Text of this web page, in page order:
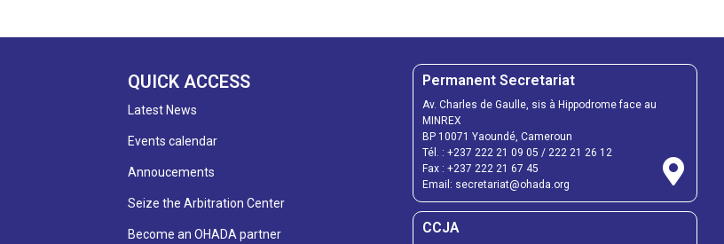
QUICK ACCESS
Latest News
Events calendar
Annoucements
Seize the Arbitration Center
Become an OHADA partner
Permanent Secretariat
Av. Charles de Gaulle, sis à Hippodrome face au
MINREX
BP 10071 Yaoundé, Cameroun
Tél. : +237 222 21 09 05 / 222 21 26 12
Fax : +237 222 21 67 45
Email: secretariat@ohada.org
CCJA